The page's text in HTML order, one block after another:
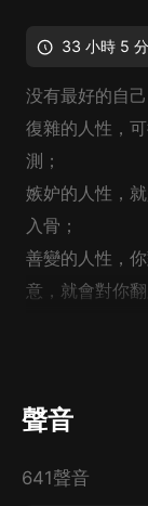
33 小時 5
没有最好的自
復雜的人性，
測；
嫉妒的人性，
入骨；
善變的人性，
意，就會對你翻
一動心思，他會
在乎了，他又
樣，你才能越
真正的自我是
決定了你面對
聲音
641聲音